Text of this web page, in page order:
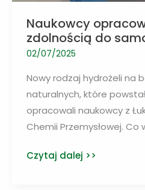
Naukowcy
zdolnością do
02/07/2025
Nowy rodzaj hydrożeli na
naturalnych, które
opracowali naukowcy z
Chemii Przemysłowej. Co
Naukowcy
Czytaj dalej >>